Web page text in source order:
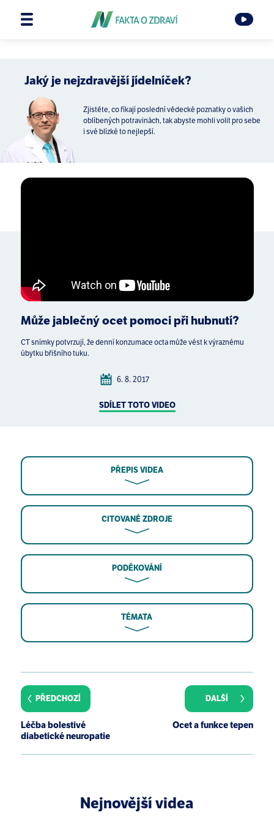
Jaký je nejzdravější jídelníček?
Zjistěte, co říkají poslední vědecké poznatky o vašich
oblíbených potravinách, tak abyste mohli volit pro sebe
i své blízké to nejlepší.
Může jablečný ocet pomoci při hubnutí?
CT snímky potvrzují, že denní konzumace octa může vést k výraznému
úbytku břišního tuku.
6. 8. 2017
SDÍLET TOTO VIDEO
PŘEPIS VIDEA
CITOVANÉ ZDROJE
PODĚKOVÁNÍ
TÉMATA
2015 Jul;115(7):1188.
F Brighenti, G Castellani, L Benini, M C Casiraghi, E
Leopardi, R Crovetti, G Testolin. Effect of neutralized
and native vinegar on blood glucose and acetate
Clin Nutr. 1995 Apr;49(4):242-7.
Apr;36(2):641-63.
PŘEDCHOZÍ
Léčba bolestivé
diabetické neuropatie
Ocet a funkce tepen
DALŠÍ
Nejnovější videa